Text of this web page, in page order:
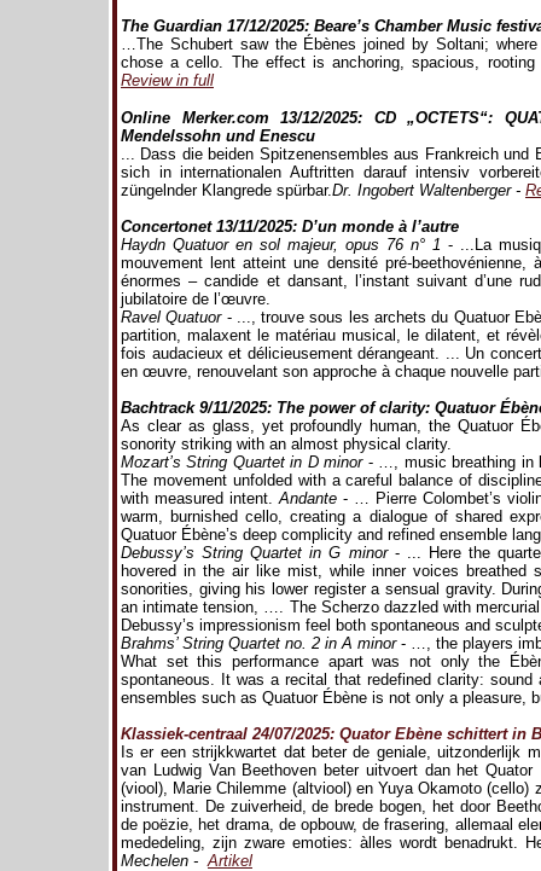
The Guardian 17/12/2025: Beare’s Chamber Music
…The Schubert saw the Ébènes joined by Soltani;
chose a cello. The effect is anchoring, spacious,
Review in full
Online Merker.com 13/12/2025: CD „OCTETS“:
Mendelssohn und Enescu
... Dass die beiden Spitzenensembles aus Frankreich
sich in internationalen Auftritten darauf intensiv
züngelnder Klangrede spürbar.Dr. Ingobert Waltenberger -
Concertonet 13/11/2025: D’un monde à l’autre
Haydn Quatuor en sol majeur, opus 76 n° 1 - ...La
mouvement lent atteint une densité
énormes – candide et dansant, l’instant suivant d’une
jubilatoire de l’œuvre.
Ravel Quatuor - ..., trouve sous les archets du Quatuor
partition, malaxent le matériau musical, le dilatent, et
fois audacieux et délicieusement dérangeant. ... Un
en œuvre, renouvelant son approche à chaque nouvelle
Bachtrack 9/11/2025: The power of clarity: Quatuor
As clear as glass, yet profoundly human, the Quatuor
sonority striking with an almost physical clarity.
Mozart’s String Quartet in D minor- …, music breathing in
The movement unfolded with a careful balance of
with measured intent.Andante - … Pierre Colombet’s
warm, burnished cello, creating a dialogue of shared
Quatuor Ébène’s deep complicity and refined ensemble
Debussy’s String Quartet in G minor- ... Here the
hovered in the air like mist, while inner voices breathed
sonorities, giving his lower register a sensual gravity.
an intimate tension, …. The Scherzo dazzled with
Debussy’s impressionism feel both spontaneous and
Brahms’ String Quartet no. 2 in A minor- …, the players
What set this performance apart was not only the
spontaneous. It was a recital that redefined clarity:
ensembles such as Quatuor Ébène is not only a pleasure,
Klassiek-centraal 24/07/2025: Quator Ebène schittert in
Is er een strijkkwartet dat beter de geniale, uitzonderlijk
van Ludwig Van Beethoven beter uitvoert dan het
(viool), Marie Chilemme (altviool) en Yuya Okamoto
instrument. De zuiverheid, de brede bogen, het door
de poëzie, het drama, de opbouw, de frasering, allemaal
mededeling, zijn zware emoties: àlles wordt benadrukt.
Mechelen -Artikel